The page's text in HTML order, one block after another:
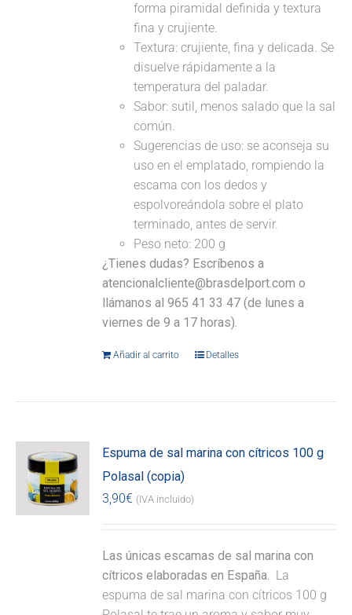
forma piramidal definida y textura
fina y crujiente.
Textura: crujiente, fina y delicada. Se
disuelve rápidamente a la
temperatura del paladar.
Sabor: sutil, menos salado que la sal
común.
Sugerencias de uso: se aconseja su
uso en el emplatado, rompiendo la
escama con los dedos y
espolvoreándola sobre el plato
terminado, antes de servir.
Peso neto: 200 g
¿Tienes dudas? Escríbenos a
atencionalcliente@brasdelport.com o
llámanos al 965 41 33 47 (de lunes a
viernes de 9 a 17 horas).
Añadir al carrito Detalles
Espuma de sal marina con cítricos 100 g
Polasal (copia)
3,90€ (IVA incluido)
Las únicas escamas de sal marina con
cítricos elaboradas en España. La
espuma de sal marina con cítricos 100 g